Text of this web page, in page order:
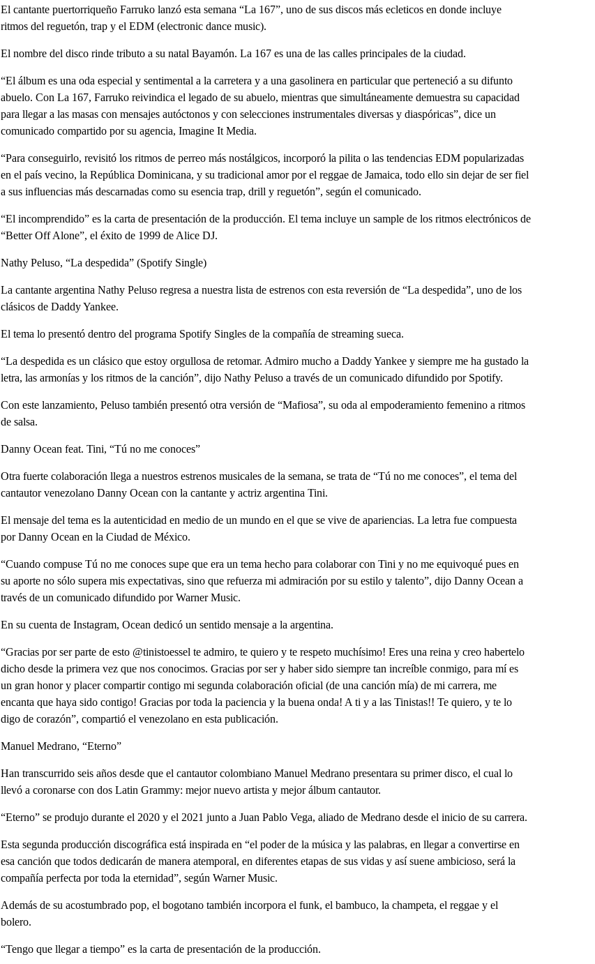
El cantante puertorriqueño Farruko lanzó esta semana “La 167”, uno de sus discos más ecleticos en donde incluye
ritmos del reguetón, trap y el EDM (electronic dance music).
El nombre del disco rinde tributo a su natal Bayamón. La 167 es una de las calles principales de la ciudad.
“El álbum es una oda especial y sentimental a la carretera y a una gasolinera en particular que perteneció a su difunto
abuelo. Con La 167, Farruko reivindica el legado de su abuelo, mientras que simultáneamente demuestra su capacidad
para llegar a las masas con mensajes autóctonos y con selecciones instrumentales diversas y diaspóricas”, dice un
comunicado compartido por su agencia, Imagine It Media.
“Para conseguirlo, revisitó los ritmos de perreo más nostálgicos, incorporó la pilita o las tendencias EDM popularizadas
en el país vecino, la República Dominicana, y su tradicional amor por el reggae de Jamaica, todo ello sin dejar de ser fiel
a sus influencias más descarnadas como su esencia trap, drill y reguetón”, según el comunicado.
“El incomprendido” es la carta de presentación de la producción. El tema incluye un sample de los ritmos electrónicos de
“Better Off Alone”, el éxito de 1999 de Alice DJ.
Nathy Peluso, “La despedida” (Spotify Single)
La cantante argentina Nathy Peluso regresa a nuestra lista de estrenos con esta reversión de “La despedida”, uno de los
clásicos de Daddy Yankee.
El tema lo presentó dentro del programa Spotify Singles de la compañía de streaming sueca.
“La despedida es un clásico que estoy orgullosa de retomar. Admiro mucho a Daddy Yankee y siempre me ha gustado la
letra, las armonías y los ritmos de la canción”, dijo Nathy Peluso a través de un comunicado difundido por Spotify.
Con este lanzamiento, Peluso también presentó otra versión de “Mafiosa”, su oda al empoderamiento femenino a ritmos
de salsa.
Danny Ocean feat. Tini, “Tú no me conoces”
Otra fuerte colaboración llega a nuestros estrenos musicales de la semana, se trata de “Tú no me conoces”, el tema del
cantautor venezolano Danny Ocean con la cantante y actriz argentina Tini.
El mensaje del tema es la autenticidad en medio de un mundo en el que se vive de apariencias. La letra fue compuesta
por Danny Ocean en la Ciudad de México.
“Cuando compuse Tú no me conoces supe que era un tema hecho para colaborar con Tini y no me equivoqué pues en
su aporte no sólo supera mis expectativas, sino que refuerza mi admiración por su estilo y talento”, dijo Danny Ocean a
través de un comunicado difundido por Warner Music.
En su cuenta de Instagram, Ocean dedicó un sentido mensaje a la argentina.
“Gracias por ser parte de esto @tinistoessel te admiro, te quiero y te respeto muchísimo! Eres una reina y creo habertelo
dicho desde la primera vez que nos conocimos. Gracias por ser y haber sido siempre tan increíble conmigo, para mí es
un gran honor y placer compartir contigo mi segunda colaboración oficial (de una canción mía) de mi carrera, me
encanta que haya sido contigo! Gracias por toda la paciencia y la buena onda! A ti y a las Tinistas!! Te quiero, y te lo
digo de corazón”, compartió el venezolano en esta publicación.
Manuel Medrano, “Eterno”
Han transcurrido seis años desde que el cantautor colombiano Manuel Medrano presentara su primer disco, el cual lo
llevó a coronarse con dos Latin Grammy: mejor nuevo artista y mejor álbum cantautor.
“Eterno” se produjo durante el 2020 y el 2021 junto a Juan Pablo Vega, aliado de Medrano desde el inicio de su carrera.
Esta segunda producción discográfica está inspirada en “el poder de la música y las palabras, en llegar a convertirse en
esa canción que todos dedicarán de manera atemporal, en diferentes etapas de sus vidas y así suene ambicioso, será la
compañía perfecta por toda la eternidad”, según Warner Music.
Además de su acostumbrado pop, el bogotano también incorpora el funk, el bambuco, la champeta, el reggae y el
bolero.
“Tengo que llegar a tiempo” es la carta de presentación de la producción.